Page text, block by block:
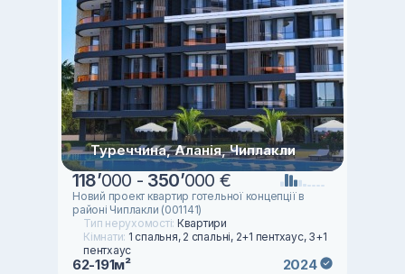
Туреччина, Аланія, Чиплакли
118’000 - 350’000 €
Новий проект квартир готельної концепції в
районі Чиплакли (001141)
Тип нерухомості: Квартири
Кімнати: 1 спальня, 2 спальні, 2+1 пентхаус, 3+1
пентхаус
62-191м² 2024